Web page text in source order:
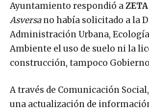
Ayuntamiento respondió aZETA
Asversano había solicitado a la
Administración Urbana,
Ambiente el uso de suelo ni la
construcción, tampoco
A través de Comunicación
una actualización de